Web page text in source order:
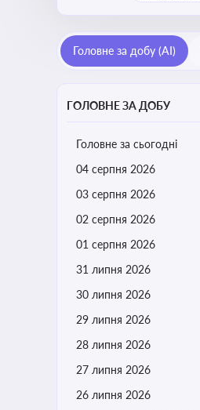
Головне за добу (AI)
ГОЛОВНЕ ЗА ДОБУ
Головне за сьогодні
04 серпня 2026
03 серпня 2026
02 серпня 2026
01 серпня 2026
31 липня 2026
30 липня 2026
29 липня 2026
28 липня 2026
27 липня 2026
26 липня 2026